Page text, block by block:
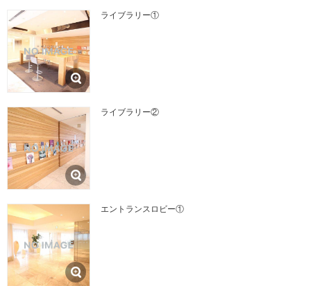
ライブラリー①
ライブラリー②
エントランスロビー①